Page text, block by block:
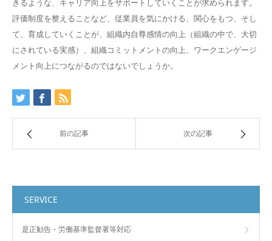
きるような、キャリア向上をサポートしていくことが求められます。
評価制度を整えることなど、従業員を気にかける、関心をもつ、そし
て、育成していくことが、組織内自尊感情の向上（組織の中で、大切
にされている実感）、組織コミットメントの向上、ワークエンゲージ
メント向上につながるのではないでしょうか。
前の記事 次の記事
SERVICE
是正勧告・労働基準監督署等対応